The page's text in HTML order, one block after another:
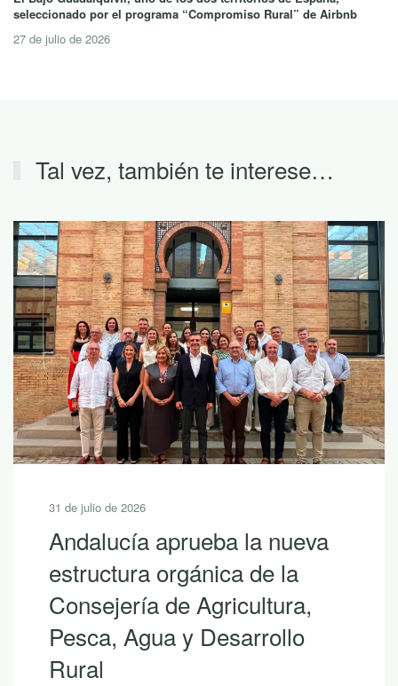
seleccionado por el programa “Compromiso Rural” de Airbnb
27 de julio de 2026
Tal vez, también te interese…
31 de julio de 2026
Andalucía aprueba la nueva
estructura orgánica de la
Consejería de Agricultura,
Pesca, Agua y Desarrollo
Rural